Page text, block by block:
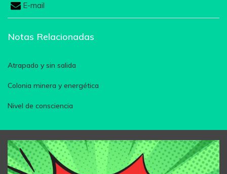
E-mail
Notas Relacionadas
Atrapado y sin salida
Colonia minera y energética
Nivel de consciencia